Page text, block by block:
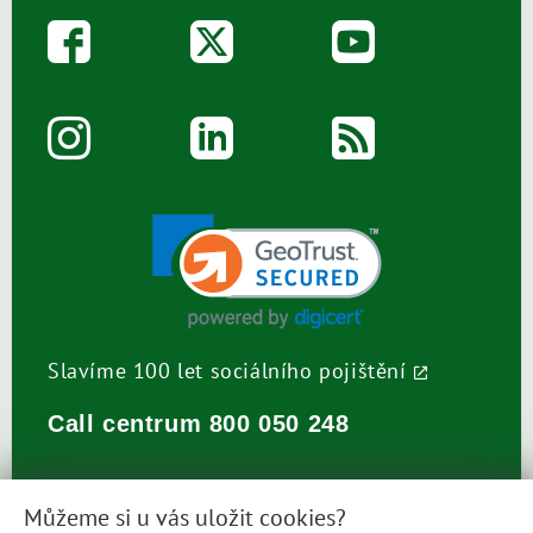
Slavíme 100 let sociálního pojištění
Call centrum 800 050 248
Můžeme si u vás uložit cookies?